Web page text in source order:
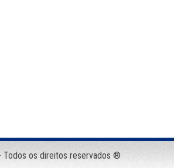
Todos os direitos reservados ®